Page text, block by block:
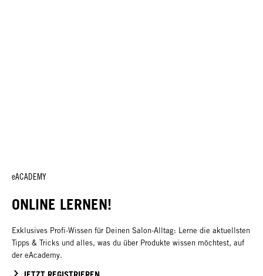
eACADEMY
ONLINE LERNEN!
Exklusives Profi-Wissen für Deinen Salon-Alltag: Lerne die aktuellsten
Tipps & Tricks und alles, was du über Produkte wissen möchtest, auf
der eAcademy.